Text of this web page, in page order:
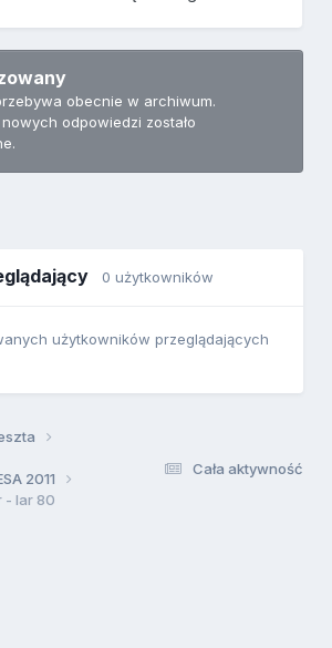
obecnie w archiwum.
odpowiedzi zostało
0 użytkowników
użytkowników przeglądających
Cała aktywność
2011
- Iar 80